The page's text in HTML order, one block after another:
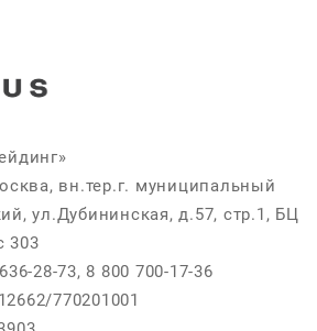
вн.тер.г. муниципальный
ул.Дубининская, д.57, стр.1, БЦ
303
28-73, 8 800 700-17-36
770201001